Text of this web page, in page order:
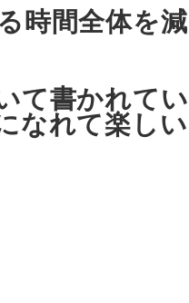
時間全体を減
て書かれてい
なれて楽しい